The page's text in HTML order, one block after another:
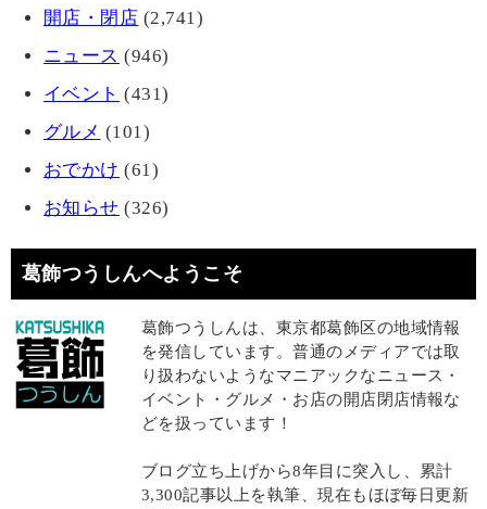
開店・閉店 (2,741)
ニュース (946)
イベント (431)
グルメ (101)
おでかけ (61)
お知らせ (326)
葛飾つうしんへようこそ
葛飾つうしんは、東京都葛飾区の地域情報
を発信しています。普通のメディアでは取
り扱わないようなマニアックなニュース・
イベント・グルメ・お店の開店閉店情報な
どを扱っています！
ブログ立ち上げから8年目に突入し、累計
3,300記事以上を執筆、現在もほぼ毎日更新